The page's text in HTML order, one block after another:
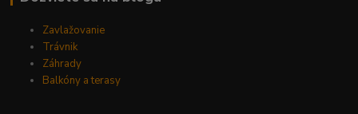
Zavlažovanie
Trávnik
Záhrady
Balkóny a terasy